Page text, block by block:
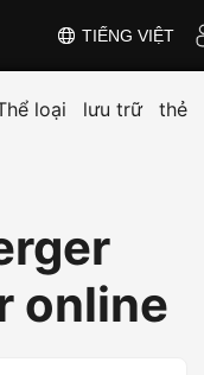
TIẾNG VIỆT
loại lưu trữ thẻ
online